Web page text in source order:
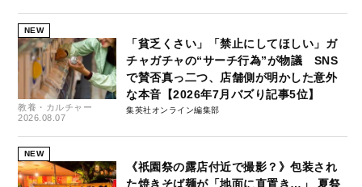
NEW
教養・カルチャー
2026.08.07
「貧乏くさい」「禁止にしてほしい」ガ
チャガチャの“サーチ行為”が物議 SNS
で賛否真っ二つ、店舗側が明かした意外
な本音【2026年7月バズり記事5位】
集英社オンライン編集部
NEW
《祇園祭の露店付近で撮影？》包装され
た焼きそば麺が「地面に直置き…」 夏祭